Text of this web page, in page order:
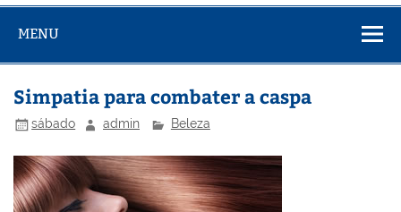
MENU
Simpatia para combater a caspa
sábado admin Beleza